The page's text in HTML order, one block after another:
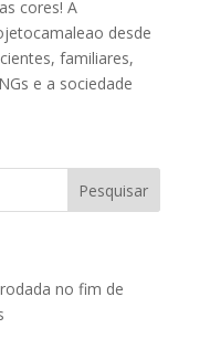
cores! A
desde
familiares,
e a sociedade
no fim de